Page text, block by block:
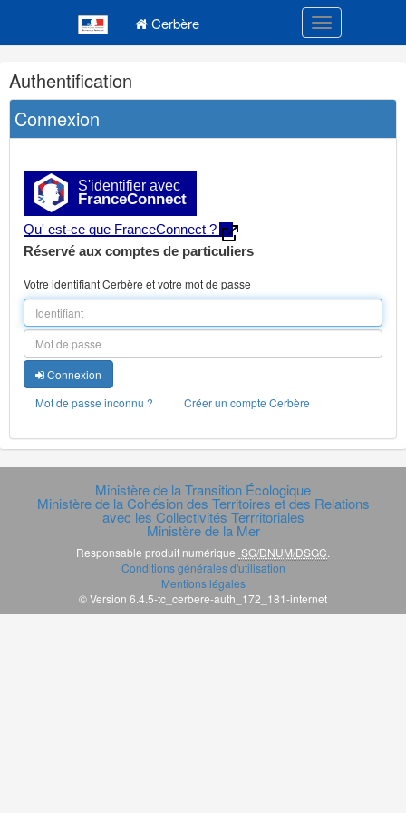
Cerbère Toggle
Navigation
et
outils
annexes
Authentification
Connexion
S'identifier avec
FranceConnect
Qu' est-ce que FranceConnect ?
Réservé aux comptes de particuliers
Votre identifiant Cerbère et votre mot de passe
Connexion
Mot de passe inconnu ?
Créer un compte Cerbère
Ministère de la Transition Écologique
Ministère de la Cohésion des Territoires et des Relations
avec les Collectivités Terrritoriales
Ministère de la Mer
Responsable produit numérique SG/DNUM/DSGC.
Conditions générales d'utilisation
Mentions légales
© Version 6.4.5-tc_cerbere-auth_172_181-internet